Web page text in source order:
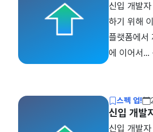
신입 개발
하기 위해
플랫폼에서
에 이어서
(프로필 작
스펙 업!
신입 개발
신입 개발